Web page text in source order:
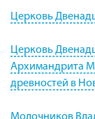
Церковь
Церковь
Архимандрита
древностей в
Молочников